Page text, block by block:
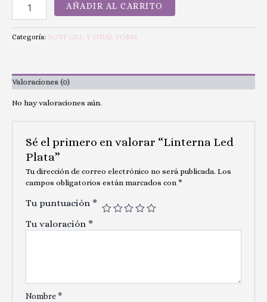
AÑADIR AL CARRITO
Categoría: SOTF GEL Y DUAL FORM
Valoraciones (0)
No hay valoraciones aún.
Sé el primero en valorar “Linterna Led
Plata”
Tu dirección de correo electrónico no será publicada. Los
campos obligatorios están marcados con *
Tu puntuación *
Tu valoración *
Nombre*